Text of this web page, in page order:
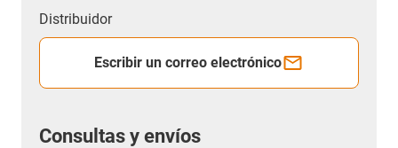
Distribuidor
Escribir un correo electrónico
Consultas y envíos